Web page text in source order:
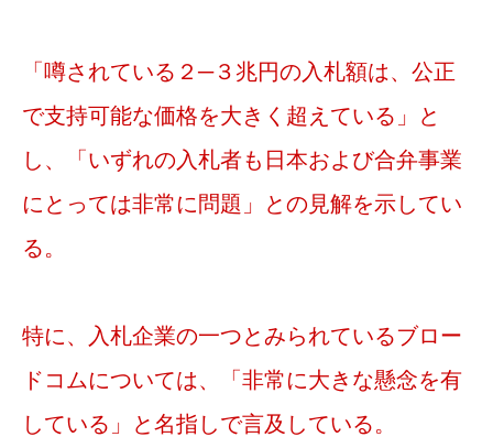
「噂されている２─３兆円の入札額は、公正
で支持可能な価格を大きく超えている」と
し、「いずれの入札者も日本および合弁事業
にとっては非常に問題」との見解を示してい
る。
特に、入札企業の一つとみられているブロー
ドコムについては、「非常に大きな懸念を有
している」と名指しで言及している。